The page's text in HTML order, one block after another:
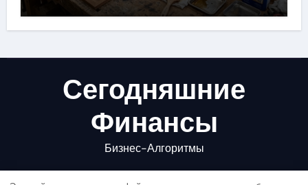
Сегодняшние
Финансы
Бизнес-Алгоритмы